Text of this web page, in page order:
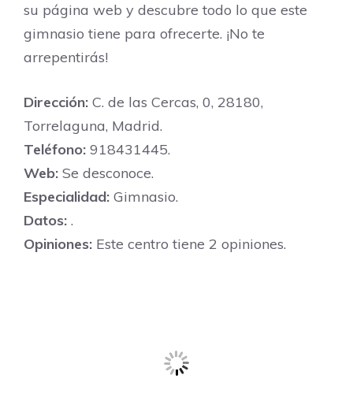
su página web y descubre todo lo que este
gimnasio tiene para ofrecerte. ¡No te
arrepentirás!
Dirección: C. de las Cercas, 0, 28180,
Torrelaguna, Madrid.
Teléfono: 918431445.
Web: Se desconoce.
Especialidad: Gimnasio.
Datos: .
Opiniones: Este centro tiene 2 opiniones.